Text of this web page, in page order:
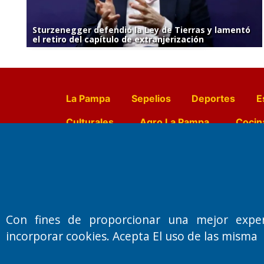
Sturzenegger defendió la Ley de Tierras y lamentó
el retiro del capítulo de extranjerización
La Pampa Sepelios Deportes
Culturales
Agro La Pampa
Fundado por el
Doctor Antonio
Primera edición: Domingo 3 de
Miembro de ADIRA,ADEPA y CPPAL
Con fines de proporcionar una mejor
incorporar cookies. Acepta El uso de las misma